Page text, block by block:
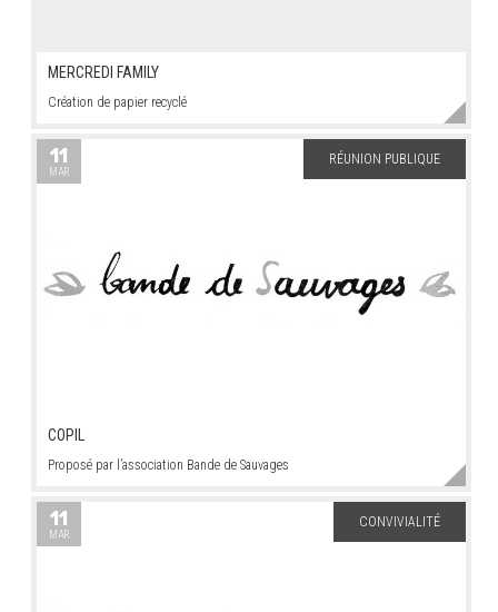
MERCREDI FAMILY
Création de papier recyclé
COPIL
Proposé par l’association Bande de Sauvages
11
MAR
RÉUNION PUBLIQUE
11
MAR
CONVIVIALITÉ